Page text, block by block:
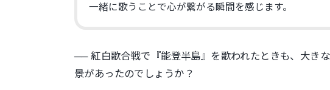
一緒に歌うことで心が繋がる瞬間を感じます。
── 紅白歌合戦で『能登半島』を歌われたときも、 大き
景があったのでしょうか？